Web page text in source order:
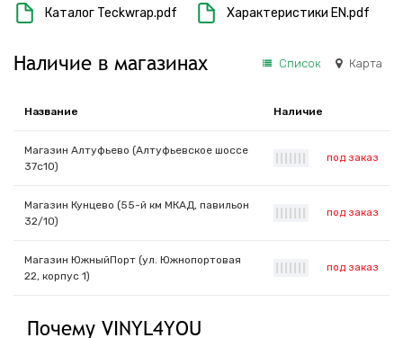
Каталог Teckwrap.pdf Характеристики EN.pdf
Наличие в магазинах Список Карта
Название Наличие
Магазин Алтуфьево (Алтуфьевское шоссе
37с10)
под заказ
Магазин Кунцево (55-й км МКАД, павильон
32/10)
под заказ
Магазин ЮжныйПорт (ул. Южнопортовая
22, корпус 1)
под заказ
Почему VINYL4YOU